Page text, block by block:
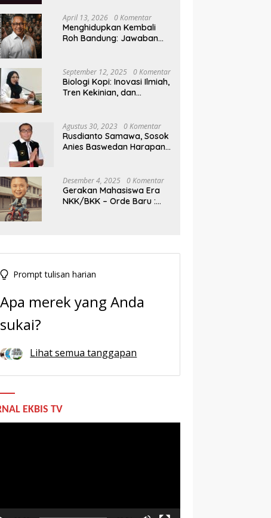
April 13, 2026 0 Komentar
Menghidupkan Kembali
Roh Bandung: Jawaban
September 12, 2025 0 Komentar
Biologi Kopi: Inovasi Ilmiah,
Tren Kekinian, dan
Agraria
Agustus 30, 2023 0 Komentar
Rusdianto Samawa, Sosok
Anies Baswedan Harapan
Desember 4, 2025 0 Komentar
Gerakan Mahasiswa Era
NKK/BKK – Orde Baru :
Prompt tulisan harian
Apa merek yang Anda
sukai?
Lihat semua tanggapan
EKBIS TV